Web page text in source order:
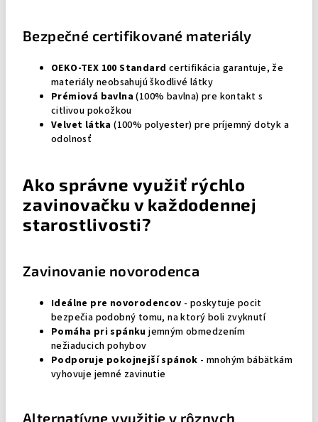
Bezpečné certifikované materiály
OEKO-TEX 100 Standard certifikácia garantuje, že
materiály neobsahujú škodlivé látky
Prémiová bavlna(100% bavlna) pre kontakt s
citlivou pokožkou
Velvet látka (100% polyester) pre príjemný dotyk a
odolnosť
Ako správne využiť rýchlo
zavinovačku v každodennej
starostlivosti?
Zavinovanie novorodenca
Ideálne pre novorodencov - poskytuje pocit
bezpečia podobný tomu, na ktorý boli zvyknutí
Pomáha pri spánkujemným obmedzením
nežiaducich pohybov
Podporuje pokojnejší spánok - mnohým bábätkám
vyhovuje jemné zavinutie
Alternatívne využitie v rôznych